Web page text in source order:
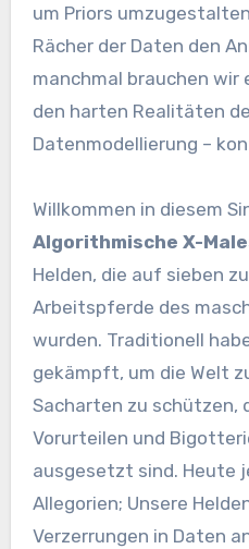
um Priors
Rächer der Daten den
manchmal brauchen wir
den harten Realitäten
Datenmodellierung –
Willkommen in diesem
Algorithmische X-
Helden, die auf sieben
Arbeitspferde des
wurden. Traditionell
gekämpft, um die Welt
Sacharten zu schützen,
Vorurteilen und
ausgesetzt sind. Heute
Allegorien; Unsere
Verzerrungen in Daten